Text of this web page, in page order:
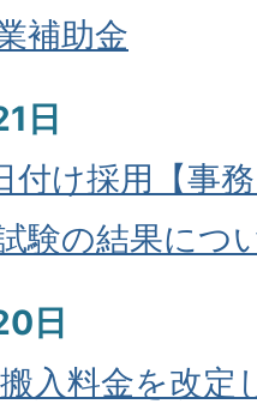
補助金
日
付け採用【事
験の結果につ
日
入料金を改定